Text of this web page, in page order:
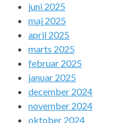
juni 2025
maj 2025
april 2025
marts 2025
februar 2025
januar 2025
december 2024
november 2024
oktober 2024